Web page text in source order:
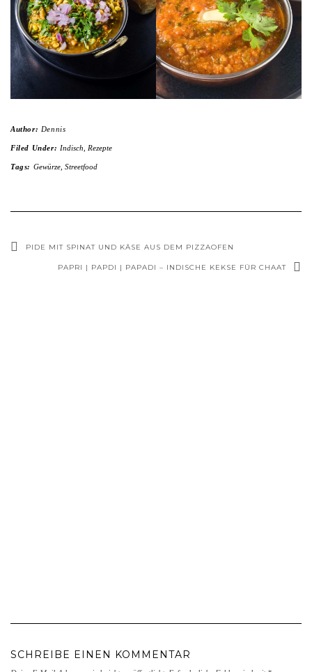
Author: Dennis
Filed Under: Indisch Rezepte
Tags: Gewürze, Streetfood
PIDE MIT SPINAT UND KÄSE AUS DEM PIZZAOFEN
PAPRI | PAPDI | PAPADI – INDISCHE KEKSE FÜR CHAAT
SCHREIBE EINEN KOMMENTAR